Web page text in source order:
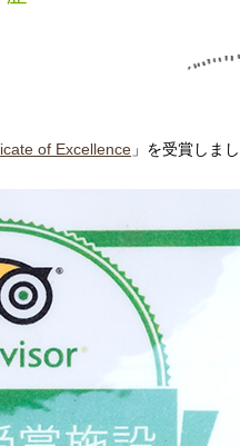
of Excellence 」を受賞しま